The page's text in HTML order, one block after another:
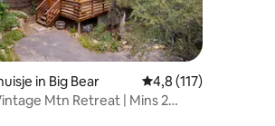
van 4,98 op 5, 53 recensies
in Big Bear Gemiddelde
4,8 (117)
Mtn Retreat | Mins 2